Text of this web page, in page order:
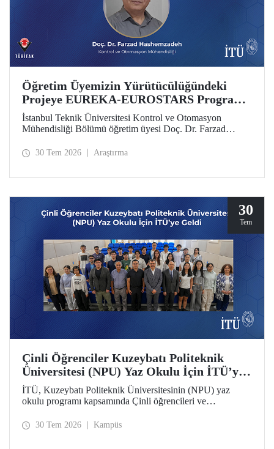
Öğretim Üyemizin Yürütücülüğündeki
Projeye EUREKA-EUROSTARS Programı
Desteği
İstanbul Teknik Üniversitesi Kontrol ve Otomasyon
Mühendisliği Bölümü öğretim üyesi Doç. Dr. Farzad
Driven Resilient Power Systems: Revolutionizing Energy
30 Tem 2026 Araştırma
30
Tem
Çinli Öğrenciler Kuzeybatı Politeknik
Üniversitesi (NPU) Yaz Okulu İçin İTÜ’ye
Geldi
İTÜ, Kuzeybatı Politeknik Üniversitesinin (NPU) yaz
okulu programı kapsamında Çinli öğrencileri ve
30 Tem 2026 Kampüs